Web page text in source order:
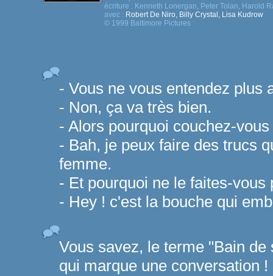
écriture : Kenneth Lonergan, Peter Tolan, Harold
avec : Robert De Niro, Billy Crystal , Lisa Kudrow
© 1999 Baltimore Pictures
- Vous ne vous entendez plus
- Non, ça va très bien.
- Alors pourquoi couchez-
- Bah, je peux faire des trucs
femme.
- Et pourquoi ne le faites-
- Hey ! c'est la bouche qui
Vous savez, le terme "Bain
qui marque une conversation !